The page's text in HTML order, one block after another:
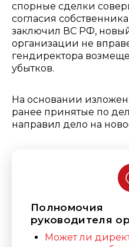
спорные сделки
согласия
заключил ВС РФ,
организации не
гендиректора
убытков.
На основании
ранее принятые по
направил дело на
Полномочия
руководителя
Может ли